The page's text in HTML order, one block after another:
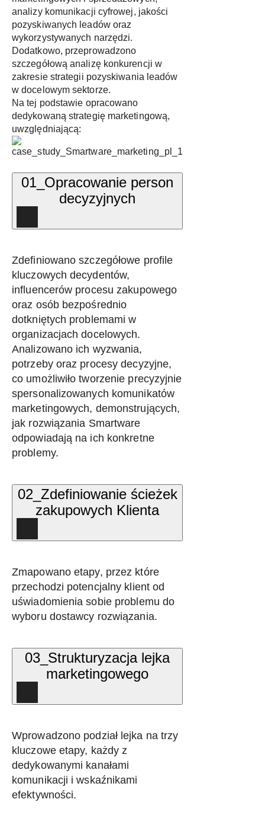
analizy komunikacji cyfrowej, jakości
pozyskiwanych leadów oraz
wykorzystywanych narzędzi.
Dodatkowo, przeprowadzono
szczegółową analizę konkurencji w
zakresie strategii pozyskiwania leadów
w docelowym sektorze.
Na tej podstawie opracowano
dedykowaną strategię marketingową,
uwzględniającą:
01_Opracowanie person
decyzyjnych
Zdefiniowano szczegółowe profile
kluczowych decydentów,
influencerów procesu zakupowego
oraz osób bezpośrednio
dotkniętych problemami w
organizacjach docelowych.
Analizowano ich wyzwania,
potrzeby oraz procesy decyzyjne,
co umożliwiło tworzenie precyzyjnie
spersonalizowanych komunikatów
marketingowych, demonstrujących,
jak rozwiązania Smartware
odpowiadają na ich konkretne
problemy.
02_Zdefiniowanie ścieżek
zakupowych Klienta
Zmapowano etapy, przez które
przechodzi potencjalny klient od
uświadomienia sobie problemu do
wyboru dostawcy rozwiązania.
03_Strukturyzacja lejka
marketingowego
Wprowadzono podział lejka na trzy
kluczowe etapy, każdy z
dedykowanymi kanałami
komunikacji i wskaźnikami
efektywności.